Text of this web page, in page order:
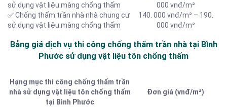
sử dụng vật liệu màng chống thấm
000 vnđ/m²
✅ Chống thấm trần nhà nhà chung cư
sử dụng vật liệu màng chống thấm
140. 000 vnđ/m² – 190.
000 vnđ/m²
Bảng giá dịch vụ thi công chống thấm trần nhà tại Bình
Phước sử dụng vật liệu tôn chống thấm
Hạng mục thi công chống thấm trần
nhà sử dụng vật liệu tôn chống thấm
tại Bình Phước
Đơn giá (vnđ/m²)